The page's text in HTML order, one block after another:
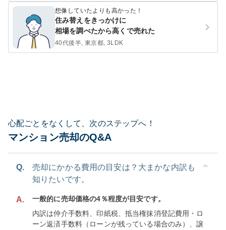
想像していたよりも高かった！
住み替えをきっかけに
相場を調べたから高くで売れた
40代後半, 東京都, 3LDK
心配ごとをなくして、次のステップへ！
マンション売却のQ&A
Q.
売却にかかる費用の目安は？大まかな内訳も
知りたいです。
A.
一般的に売却価格の4％程度が目安です。
内訳は仲介手数料、印紙税、抵当権抹消登記費用・ロ
ーン返済手数料（ローンが残っている場合のみ）、譲